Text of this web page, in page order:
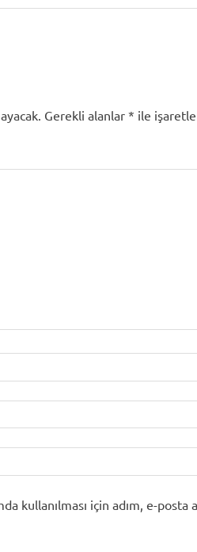
Post:
Gerekli alanlar * ile
kullanılması için adım, e-